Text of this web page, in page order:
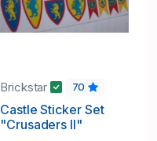
Brickstar 70
Castle Sticker Set
"Crusaders II"